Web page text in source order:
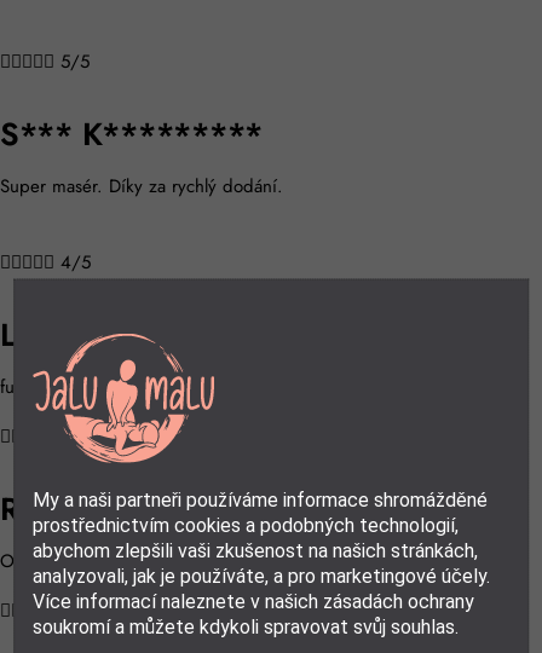
 5/5
S*** K*********
Super masér. Díky za rychlý dodání.
 4/5
L**** P********
funguje dobře, vyhřívání je velmi příjemné.
 5/5
R***** V****
Opravdu příjemný na krku, je z příjemnýho materiálu.
 5/5
My a naši partneři používáme informace shromážděné
prostřednictvím cookies a podobných technologií,
abychom zlepšili vaši zkušenost na našich stránkách,
analyzovali, jak je používáte, a pro marketingové účely.
Více informací naleznete v našich zásadách ochrany
soukromí a můžete kdykoli spravovat svůj souhlas.